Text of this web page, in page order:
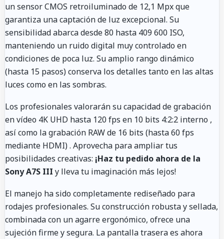
un sensor CMOS retroiluminado de 12,1 Mpx que
garantiza una captación de luz excepcional. Su
sensibilidad abarca desde 80 hasta 409 600 ISO,
manteniendo un ruido digital muy controlado en
condiciones de poca luz. Su amplio rango dinámico
(hasta 15 pasos) conserva los detalles tanto en las altas
luces como en las sombras.
Los profesionales valorarán su capacidad de grabación
en vídeo 4K UHD hasta 120 fps en 10 bits 4:2:2 interno ,
así como la grabación RAW de 16 bits (hasta 60 fps
mediante HDMI). Aprovecha para ampliar tus
posibilidades creativas: ¡Haz tu pedido ahora de la
Sony A7S III y lleva tu imaginación más lejos!
El manejo ha sido completamente rediseñado para
rodajes profesionales. Su construcción robusta y sellada,
combinada con un agarre ergonómico, ofrece una
sujeción firme y segura. La pantalla trasera es ahora